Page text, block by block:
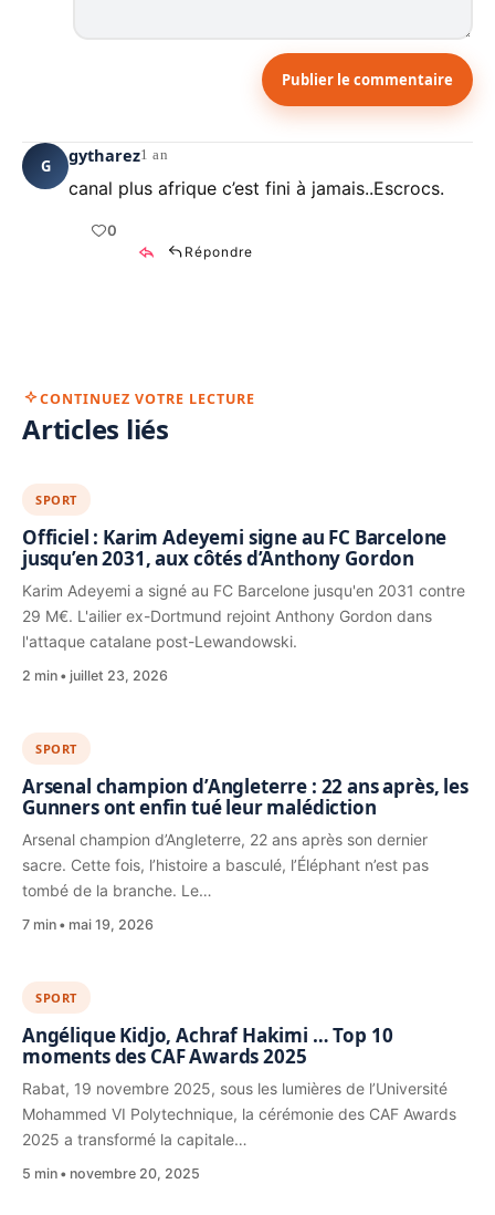
Publier le commentaire
G gytharez1 an
canal plus afrique c’est fini à jamais..Escrocs.
0
Répondre
CONTINUEZ VOTRE LECTURE
Articles liés
SPORT
Officiel : Karim Adeyemi signe au FC Barcelone
jusqu’en 2031, aux côtés d’Anthony Gordon
Karim Adeyemi a signé au FC Barcelone jusqu'en 2031 contre
29 M€. L'ailier ex-Dortmund rejoint Anthony Gordon dans
l'attaque catalane post-Lewandowski.
2 min juillet 23, 2026
SPORT
Arsenal champion d’Angleterre : 22 ans après, les
Gunners ont enfin tué leur malédiction
Arsenal champion d’Angleterre, 22 ans après son dernier
sacre. Cette fois, l’histoire a basculé, l’Éléphant n’est pas
tombé de la branche. Le…
7 min mai 19, 2026
SPORT
Angélique Kidjo, Achraf Hakimi … Top 10
moments des CAF Awards 2025
Rabat, 19 novembre 2025, sous les lumières de l’Université
Mohammed VI Polytechnique, la cérémonie des CAF Awards
2025 a transformé la capitale…
5 min novembre 20, 2025